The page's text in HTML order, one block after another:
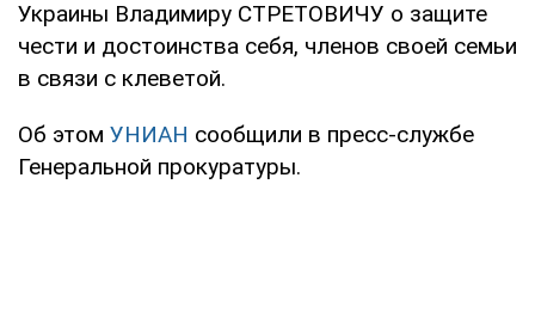
Украины Владимиру СТРЕТОВИЧУ о защите
чести и достоинства себя, членов своей семьи
в связи с клеветой.
Об этом УНИАН сообщили в пресс-службе
Генеральной прокуратуры.